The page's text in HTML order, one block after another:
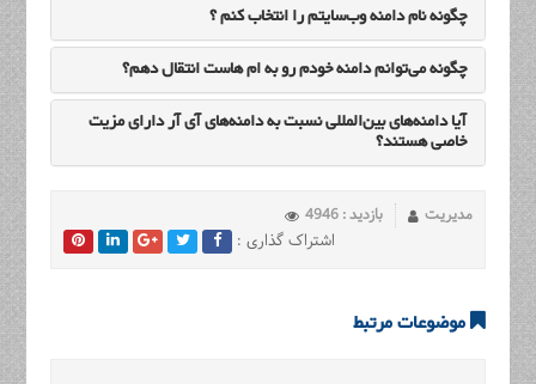
چگونه نام دامنه وب‌سایتم را انتخاب کنم ؟
چگونه می‌توانم دامنه خودم رو به ام هاست انتقال دهم؟
آیا دامنه‌های بین‌المللی نسبت به دامنه‌های آی آر دارای مزیت
خاصی هستند؟
مدیریت بازدید : 4946
اشتراک گذاری :
موضوعات مرتبط